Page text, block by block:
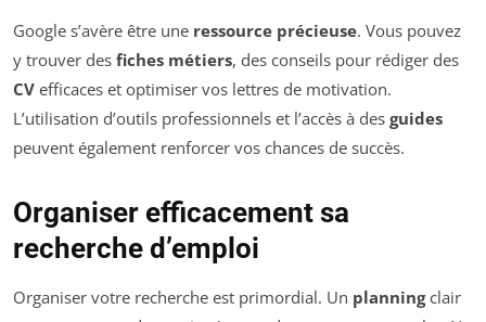
Google s’avère être une ressource précieuse. Vous pouvez
y trouver des fiches métiers, des conseils pour rédiger des
CV efficaces et optimiser vos lettres de motivation.
L’utilisation d’outils professionnels et l’accès à des guides
peuvent également renforcer vos chances de succès.
Organiser efficacement sa
recherche d’emploi
Organiser votre recherche est primordial. Un planningclair